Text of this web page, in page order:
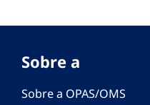
Sobre a
Sobre a OPAS/OMS